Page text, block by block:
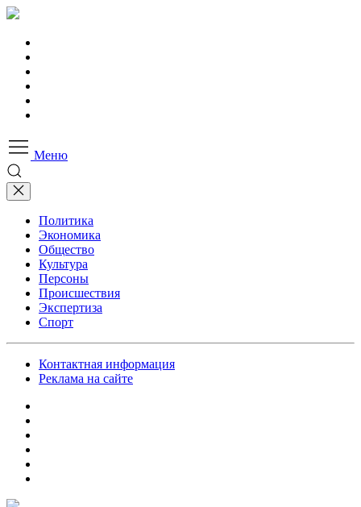
Меню
Политика
Экономика
Общество
Культура
Персоны
Происшествия
Экспертиза
Спорт
Контактная информация
Реклама на сайте